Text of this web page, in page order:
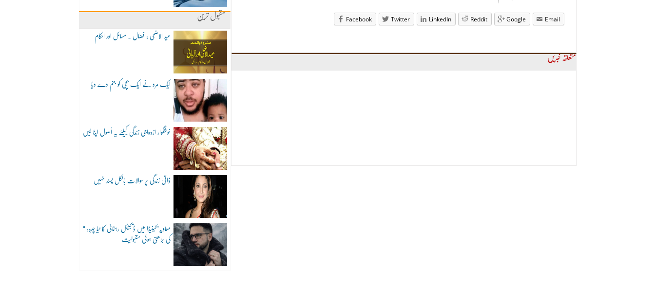
مقبول ترین
عید الاضحی : فضال ۔ مسائل اور احکام
ایک مرد نے ایک بچی کو جنم دے دیا
خوشگوار ازدواجی زندگی کیلئے یہ اُصول اپنا لیں
ذاتی زندگی پر سوالات بالکل پسند نہیں
“معاویہ”کینیڈا میں ڈیجیٹل رہنمائی کا نیا چہرہ:
کی بڑھتی ہوئی مقبولیت
Facebook Twitter LinkedIn Reddit Google Email
متعلقہ خبریں